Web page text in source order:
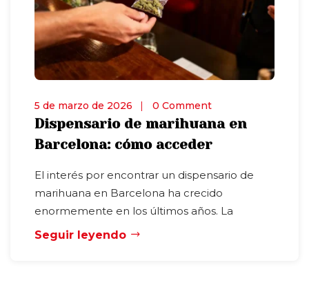
5 de marzo de 2026 0 Comment
Dispensario de marihuana en
Barcelona: cómo acceder
El interés por encontrar un dispensario de
marihuana en Barcelona ha crecido
enormemente en los últimos años. La
Seguir leyendo